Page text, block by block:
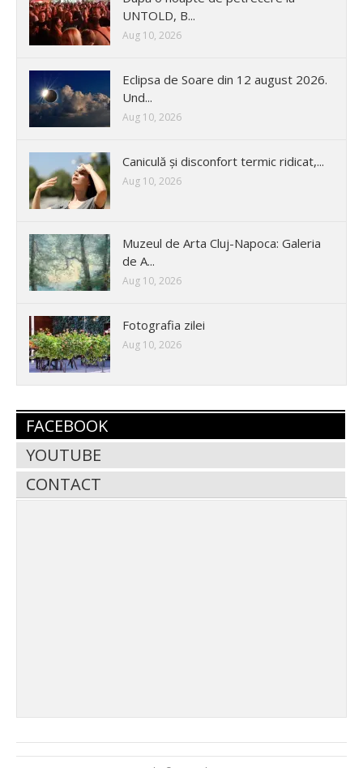
UNTOLD, B...
Aug 10, 2026
Eclipsa de Soare din 12 august 2026.
Und...
Aug 10, 2026
Caniculă și disconfort termic ridicat,...
Aug 10, 2026
Muzeul de Arta Cluj-Napoca: Galeria
de A...
Aug 10, 2026
Fotografia zilei
Aug 10, 2026
FACEBOOK
YOUTUBE
CONTACT